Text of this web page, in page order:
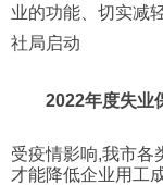
业的功能、切实减
社局启动
2022年度失业
受疫情影响,我市各
才能降低企业用工